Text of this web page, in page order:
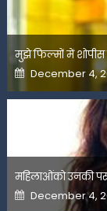
मुझे फिल्मों में
Posted
on
December 4,
महिलाओंको उनकी
Posted
on
December 4,